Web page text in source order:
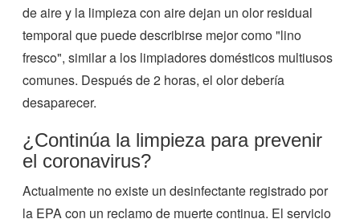
de aire y la limpieza con aire dejan un olor residual
temporal que puede describirse mejor como "lino
fresco", similar a los limpiadores domésticos multiusos
comunes. Después de 2 horas, el olor debería
desaparecer.
¿Continúa la limpieza para prevenir
el coronavirus?
Actualmente no existe un desinfectante registrado por
la EPA con un reclamo de muerte continua. El servicio